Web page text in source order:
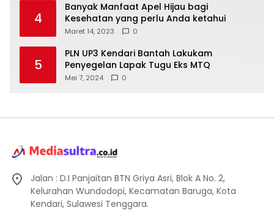
4
Banyak Manfaat Apel Hijau bagi
Kesehatan yang perlu Anda ketahui
Maret 14, 2023 0
5
PLN UP3 Kendari Bantah Lakukam
Penyegelan Lapak Tugu Eks MTQ
Mei 7, 2024 0
Jalan : D.I Panjaitan BTN Griya Asri, Blok A No. 2,
Kelurahan Wundodopi, Kecamatan Baruga, Kota
Kendari, Sulawesi Tenggara.